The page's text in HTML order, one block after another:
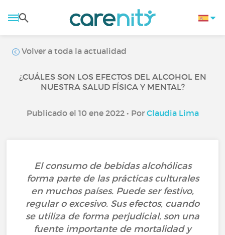
Volver a toda la actualidad
¿CUÁLES SON LOS EFECTOS DEL ALCOHOL EN
NUESTRA SALUD FÍSICA Y MENTAL?
Publicado el 10 ene 2022 • Por Claudia Lima
El consumo de bebidas alcohólicas
forma parte de las prácticas culturales
en muchos países. Puede ser festivo,
regular o excesivo. Sus efectos, cuando
se utiliza de forma perjudicial, son una
fuente importante de mortalidad y